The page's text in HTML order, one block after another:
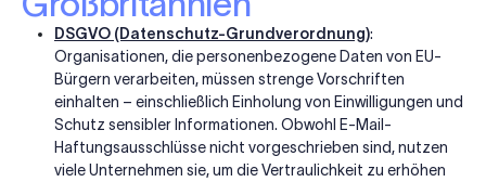
DSGVO (Datenschutz-Grundverordnung):
Organisationen, die personenbezogene Daten von EU-
Bürgern verarbeiten, müssen strenge Vorschriften
einhalten – einschließlich Einholung von Einwilligungen und
Schutz sensibler Informationen. Obwohl E-Mail-
Haftungsausschlüsse nicht vorgeschrieben sind, nutzen
viele Unternehmen sie, um die Vertraulichkeit zu erhöhen